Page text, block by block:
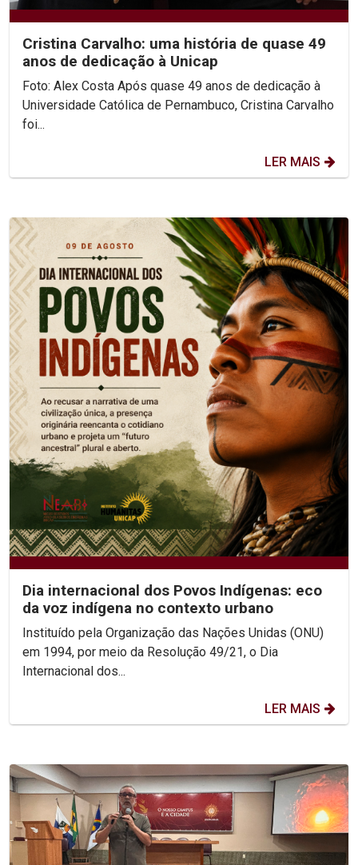
Cristina Carvalho: uma história de quase 49
anos de dedicação à Unicap
Foto: Alex Costa Após quase 49 anos de dedicação à
Universidade Católica de Pernambuco, Cristina Carvalho
foi...
LER MAIS
Dia internacional dos Povos Indígenas: eco
da voz indígena no contexto urbano
Instituído pela Organização das Nações Unidas (ONU)
em 1994, por meio da Resolução 49/21, o Dia
Internacional dos...
LER MAIS